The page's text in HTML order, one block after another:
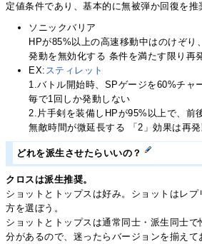
定値条件であり、基本的に無被弾か回復を推
ソニックバリア
HPが85%以上の高速移動中はのけぞり
発動を無効化する 条件を満たす限り再
EX: スティレット
1.バトル開始時、SPゲージを60%チャ
毎で1回しか発動しない
2.片手剣を装備しHPが95%以上で、前
無敵時間が微延長する 「2」効果は再
どれを派生させたらいいの？
クロスは派生推奨。
ショットとトップスは好み。ショットはレ
方を選ぼう。
ショットとトップスは通常同士・派生同士
分があるので、迷ったらバージョンを揃えて